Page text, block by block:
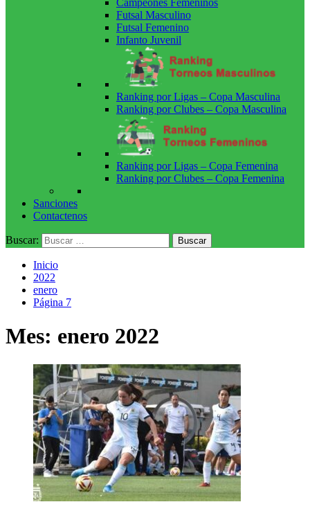
Campeones Femeninos
Futsal Masculino
Futsal Femenino
Infanto Juvenil
Ranking por Ligas – Copa Masculina
Ranking por Clubes – Copa Masculina
Ranking por Ligas – Copa Femenina
Ranking por Clubes – Copa Femenina
Sanciones
Contactenos
Buscar:
Inicio
2022
enero
Página 7
Mes: enero 2022